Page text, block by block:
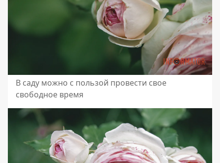
В саду можно с пользой провести свое
свободное время